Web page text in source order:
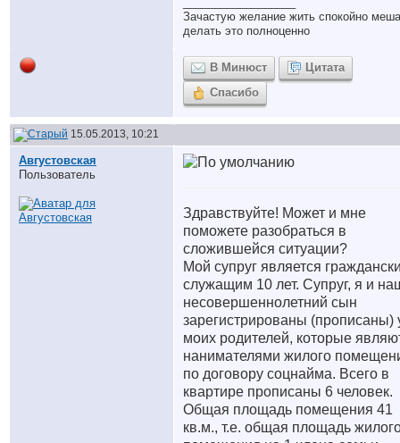
Зачастую желание жить спокойно
делать это полноценно
В Минюст
Цитата
Спасибо
15.05.2013, 10:21
Августовская
Пользователь
Здравствуйте! Может и мне
поможете разобраться в
сложившейся ситуации?
Мой супруг является
служащим 10 лет. Супруг, я и
несовершеннолетний сын
зарегистрированы (прописаны)
моих родителей, которые
нанимателями жилого
по договору соцнайма. Всего в
квартире прописаны 6 человек.
Общая площадь помещения 41
кв.м., т.е. общая площадь